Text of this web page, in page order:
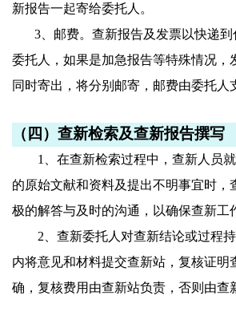
新报告一起寄给委托人。
3 、邮费。查新报告及发票以快递
委托人，如果是加急报告等特殊情况，
同时寄出，将分别邮寄，邮费由委托人
（四） 查新检索及查新报告撰写
1
、在查新检索过程中，查新人员
的原始文献和资料及提出不明事宜时，
极的解答与及时的沟通，以确保查新工
2 、查新委托人对查新结论或过程
内将意见和材料提交查新站，复核证明
确，复核费用由查新站负责，否则由查